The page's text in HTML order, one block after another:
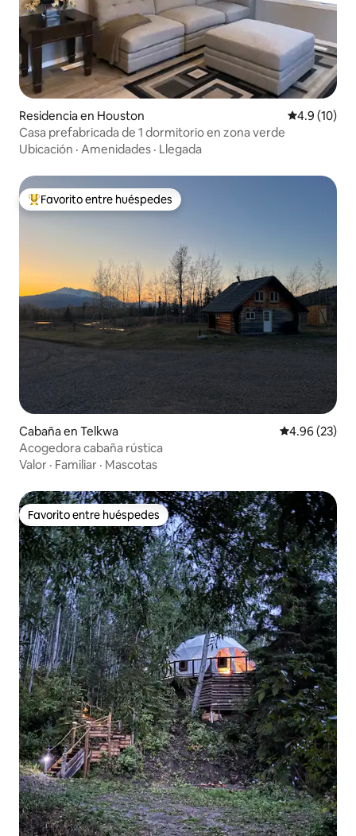
Residencia en Houston Calificación
4.9 (10)
Casa prefabricada de 1 dormitorio en zona verde
Ubicación · Amenidades · Llegada
De los mejores en Favorito entre huéspedes
Favorito entre huéspedes
Cabaña en Telkwa Calificación
4.96 (23)
Acogedora cabaña rústica
Valor · Familiar · Mascotas
Favorito entre huéspedes
Favorito entre huéspedes